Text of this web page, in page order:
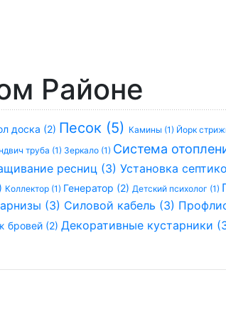
Районе
доска (2) Песок (5) Камины (1) Йорк
труба (1) Зеркало (1) Система
ресниц (3) Установка
Коллектор (1) Генератор (2) Детский психолог (1)
(3) Силовой кабель (3)
бровей (2) Декоративные кустарники